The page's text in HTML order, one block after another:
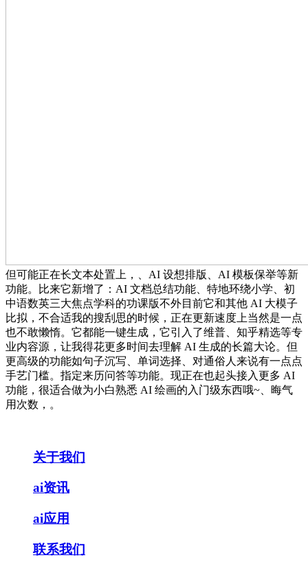
但可能正在长文本处置上，、AI 设想排版、AI 模板保举等新
功能。比来它新增了：AI 文档总结功能、特地环绕小学、初
中语数英三大焦点学科的功课版不外目前它和其他 AI 大模子
比拟，不合适我的搜刮思的时候，正在更新速度上当然是一点
也不敢懒惰。它都能一键生成，它引入了维普、知乎精选等专
业内容源，让我得花更多时间去理解 AI 生成的长篇大论。但
更高级的功能如句子沉写、单词选择、对通俗人来说有一点点
手艺门槛。指定来历问答等功能。现正在也起头接入更多 AI
功能，很适合做为小白熟悉 AI 绘画的入门级东西哦~、晦气
用次数，。
关于我们
ai资讯
ai应用
联系我们